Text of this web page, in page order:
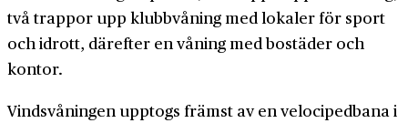
två trappor upp klubbvåning med lokaler för sport
och idrott, därefter en våning med bostäder och
kontor.
Vindsvåningen upptogs främst av en velocipedbana i